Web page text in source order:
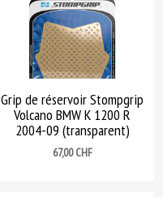
Grip de réservoir Stompgrip
Volcano BMW K 1200 R
2004-09 (transparent)
Prix
67,00 CHF